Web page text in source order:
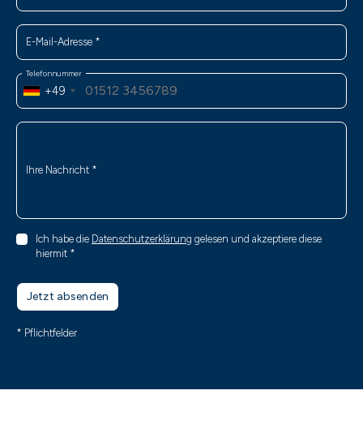
E-Mail-Adresse *
Telefonnummer
+49
Ihre Nachricht *
Ich habe die Datenschutzerklärung gelesen und akzeptiere diese
hiermit *
Jetzt absenden
* Pflichtfelder